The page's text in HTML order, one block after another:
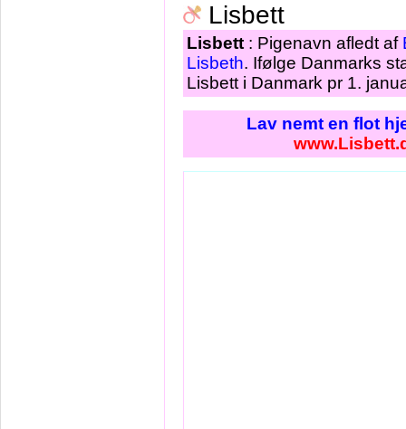
Lisbett
Lisbett : Pigenavn afledt af
Lisbeth. Ifølge Danmarks
Lisbett i Danmark pr 1.
Lav nemt en flot